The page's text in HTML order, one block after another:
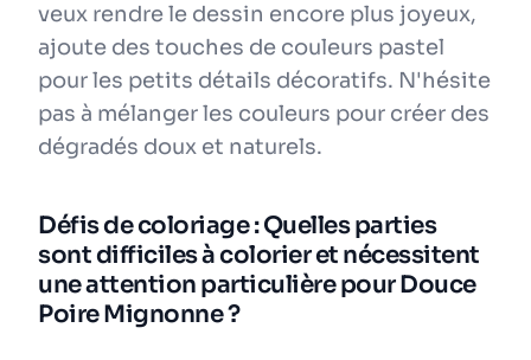
veux rendre le dessin encore plus joyeux,
ajoute des touches de couleurs pastel
pour les petits détails décoratifs. N'hésite
pas à mélanger les couleurs pour créer des
dégradés doux et naturels.
Défis de coloriage : Quelles parties
sont difficiles à colorier et nécessitent
une attention particulière pour Douce
Poire Mignonne ?